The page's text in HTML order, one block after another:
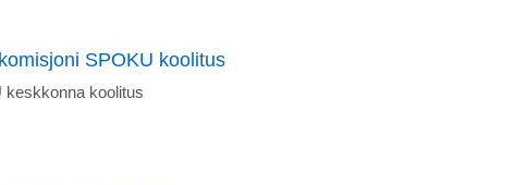
SPOKU koolitus
keskkonna koolitus